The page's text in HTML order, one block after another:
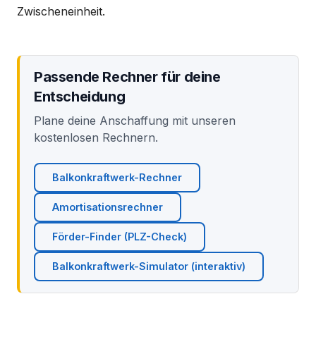
Zwischeneinheit.
Passende Rechner für deine
Entscheidung
Plane deine Anschaffung mit unseren
kostenlosen Rechnern.
Balkonkraftwerk-Rechner
Amortisationsrechner
Förder-Finder (PLZ-Check)
Balkonkraftwerk-Simulator (interaktiv)